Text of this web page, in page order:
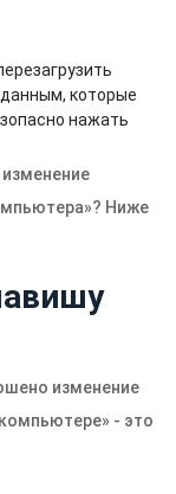
которые
нажать
Ниже
изменение
- это